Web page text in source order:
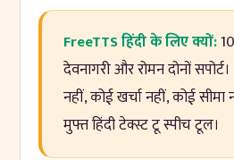
FreeTTS हिंदी के लिए क्यों:
देवनागरी और रोमन दोनों
नहीं, कोई खर्चा नहीं, कोई
मुफ्त हिंदी टेक्स्ट टू स्पीच टूल।